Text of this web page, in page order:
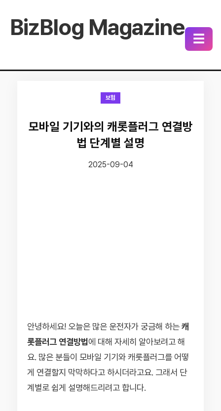
BizBlog Magazine ☰
보험
모바일 기기와의 캐롯플러그 연결방
법 단계별 설명
2025-09-04
안녕하세요! 오늘은 많은 운전자가 궁금해 하는캐
롯플러그 연결방법에 대해 자세히 알아보려고 해
요. 많은 분들이 모바일 기기와 캐롯플러그를 어떻
게 연결할지 막막하다고 하시더라고요. 그래서 단
계별로 쉽게 설명해드리려고 합니다.